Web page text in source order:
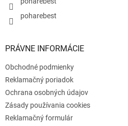
poharebest
PRÁVNE INFORMÁCIE
Obchodné podmienky
Reklamačný poriadok
Ochrana osobných údajov
Zásady používania cookies
Reklamačný formulár